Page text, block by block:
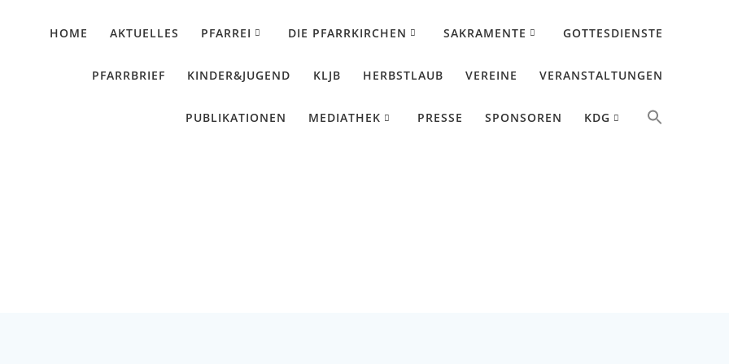
HOME AKTUELLES PFARREI DIE PFARRKIRCHEN SAKRAMENTE GOTTESDIENSTE
PFARRBRIEF KINDER&JUGEND KLJB HERBSTLAUB VEREINE VERANSTALTUNGEN
PUBLIKATIONEN MEDIATHEK PRESSE SPONSOREN KDG